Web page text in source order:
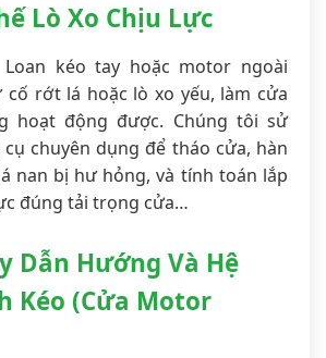
Lò Xo Chịu Lực
kéo tay hoặc motor ngoài
rớt lá hoặc lò xo yếu, làm cửa
hoạt động được. Chúng tôi sử
chuyên dụng để tháo cửa, hàn
nan bị hư hỏng, và tính toán lắp
đúng tải trọng cửa…
Dẫn Hướng Và Hệ
Kéo (Cửa Motor